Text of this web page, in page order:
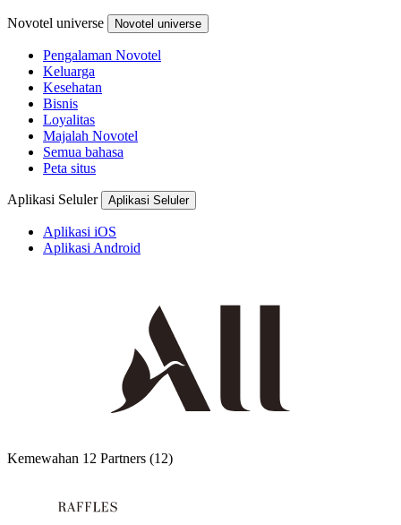
Novotel universe Novotel universe
Pengalaman Novotel
Keluarga
Kesehatan
Bisnis
Loyalitas
Majalah Novotel
Semua bahasa
Peta situs
Aplikasi Seluler Aplikasi Seluler
Aplikasi iOS
Aplikasi Android
Kemewahan 12 Partners (12)